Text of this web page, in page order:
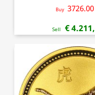
Buy
Sell €